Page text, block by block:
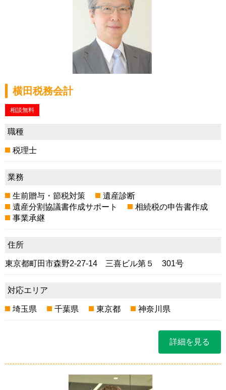
横田税務会計
相談無料
職種
税理士
業務
生前贈与・節税対策
遺産診断
遺産分割協議書作成サポート
相続税の申告書作成
事業承継
住所
東京都町田市森野2-27-14 三喜ビル第５ 301号
対応エリア
埼玉県 千葉県 東京都 神奈川県
詳細を見る